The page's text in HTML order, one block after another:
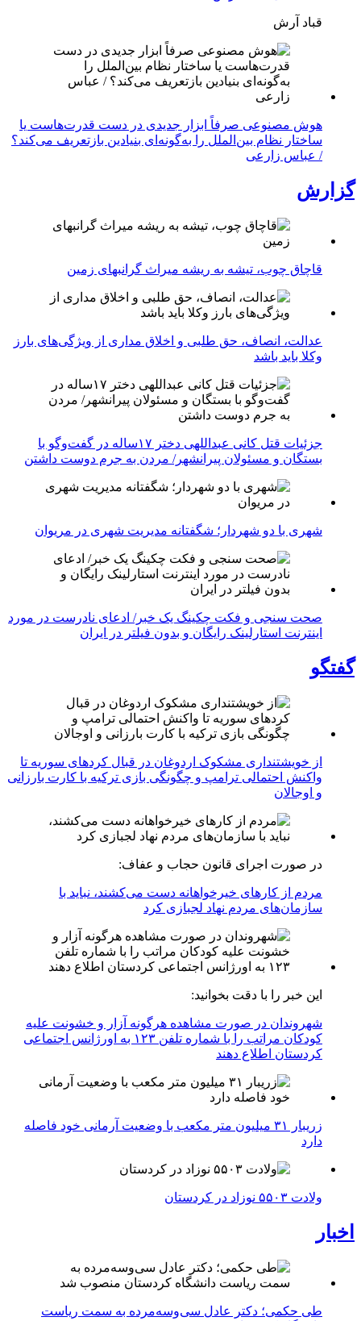
قباد آرش
هوش مصنوعی صرفاً ابزار جدیدی در دست قدرت‌هاست یا
ساختار نظام بین‌الملل را به‌گونه‌ای بنیادین بازتعریف می‌کند؟
/ عباس زارعی
گزارش
قاچاق چوب، تیشه به ریشه میراث گرانبهای زمین
عدالت، انصاف، حق طلبی و اخلاق مداری از ویژگی‌های بارز
وکلا باید باشد
جزئیات قتل کانی عبداللهی دختر ۱۷ساله در گفت‌وگو با
بستگان و مسئولان پیرانشهر/ مردن به جرم دوست داشتن
شهری با دو شهردار؛ شگفتانه مدیریت شهری در مریوان
صحت سنجی و فکت چکینگ یک خبر/ ادعای نادرست در مورد
اینترنت استارلینک رایگان و بدون فیلتر در ایران
گفتگو
از خویشتنداری مشکوک اردوغان در قبال کردهای سوریه تا
واکنش احتمالی ترامپ و چگونگی بازی ترکیه با کارت بارزانی
و اوجالان
در صورت اجرای قانون حجاب و عفاف:
مردم از کارهای خیرخواهانه دست می‌کشند، نباید با
سازمان‌های مردم نهاد لجبازی کرد
این خبر را با دقت بخوانید:
شهروندان در صورت مشاهده هرگونه آزار و خشونت علیه
کودکان مراتب را با شماره تلفن ۱۲۳ به اورژانس اجتماعی
کردستان اطلاع دهند
زریبار ۳۱ میلیون متر مکعب با وضعیت آرمانی خود فاصله
دارد
ولادت ۵۵۰۳ نوزاد در کردستان
اخبار
طی حکمی؛ دکتر عادل سی‌وسه‌مرده به سمت ریاست